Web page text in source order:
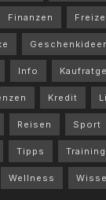
Finanzen
Info
Kredit
Reisen Sport
Tipps Training
Wellness